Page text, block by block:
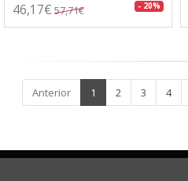
46,17€ 57,71€ - 20%
Anterior 1 2 3 4